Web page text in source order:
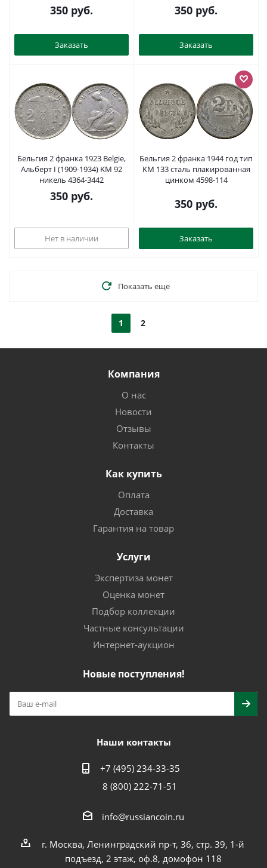
350 руб.
Заказать
350 руб.
Заказать
Бельгия 2 франка 1923 Belgie,
Альберт I (1909-1934) KM 92
никель 4364-3442
350 руб.
Нет в наличии
Бельгия 2 франка 1944 год тип
KM 133 сталь плакированная
цинком 4598-114
350 руб.
Заказать
Показать еще
1 2
Компания
О нас
Новости
Отзывы
Контакты
Как купить
Оплата
Доставка
Гарантия на товар
Услуги
Экспертиза монет
Оценка монет
Подбор коллекции
Частные консультации
Интернет-аукцион
Новые поступления!
Наши контакты
+7 (495) 234-33-35
8 (800) 222-71-51
info@russiancoin.ru
г. Москва, Ленинградский пр-т, 36, стр. 39, 1-й
подъезд, 2 этаж, оф.8, домофон 118